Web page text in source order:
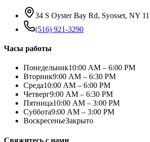
34 S Oyster Bay Rd, Syosset, NY
(516) 921-3290
Часы работы
Понедельник10:00 AM – 6:00 PM
Вторник9:00 AM – 6:30 PM
Среда10:00 AM – 6:00 PM
Четверг9:00 AM – 6:30 PM
Пятница10:00 AM – 3:00 PM
Суббота9:00 AM – 3:00 PM
ВоскресеньеЗакрыто
Свяжитесь с нами